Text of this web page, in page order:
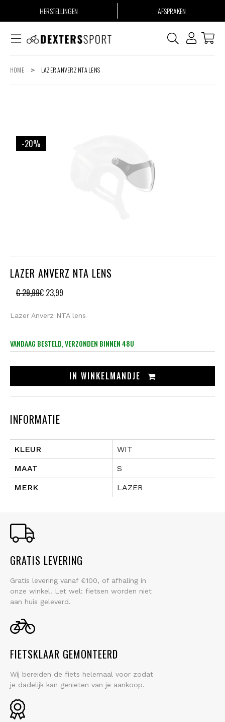
HERSTELLINGEN AFSPRAKEN
HOME > LAZER ANVERZ NTA LENS
-20%
LAZER ANVERZ NTA LENS
€ 29,99€ 23,99
Lazer Anverz NTA lens
VANDAAG BESTELD, VERZONDEN BINNEN 48U
IN WINKELMANDJE
INFORMATIE
KLEUR
WIT
MAAT
S
MERK
LAZER
GRATIS LEVERING
Gratis levering vanaf €100, of afhaling in
onze winkel. Let wel: fietsen worden niet
aan huis geleverd.
FIETSKLAAR GEMONTEERD
Wij bereiden de fiets helemaal voor zodat
je dadelijk kan genieten van je aankoop.